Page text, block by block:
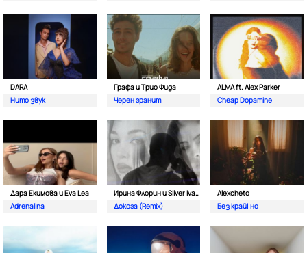
DARA
Нито звук
Графа и Трио Фида
Черен гранит
ALMA ft. Alex Parker
Cheap Dopamine
Дара Екимова и Eva Lea
Adrenalina
Ирина Флорин и Silver Ivanov
Докога (Remix)
Alexcheto
Без край| но